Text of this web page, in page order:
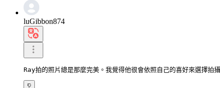
luGibbon874
Ray拍的照片總是那麼完美。我覺得他很會依照自己的喜好來選擇拍